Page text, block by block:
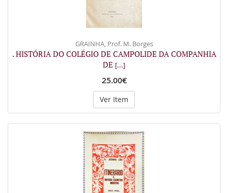
GRAINHA, Prof. M. Borges
. HISTÓRIA DO COLÉGIO DE CAMPOLIDE DA COMPANHIA
DE [...]
25.00€
Ver Item